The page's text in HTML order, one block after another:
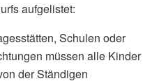
aufgelistet:
Schulen oder
müssen alle Kinder
der Ständigen